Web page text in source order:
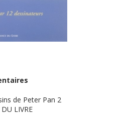
de Peter Pan 2
LIVRE